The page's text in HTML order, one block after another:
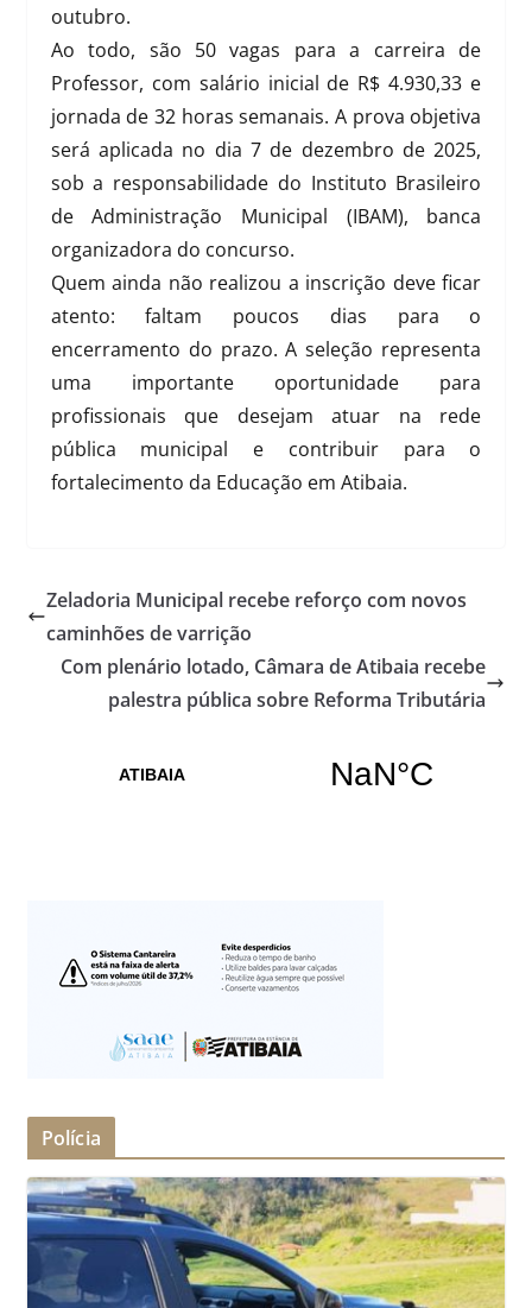
outubro.
Ao todo, são 50 vagas para a carreira de
Professor, com salário inicial de R$ 4.930,33 e
jornada de 32 horas semanais. A prova objetiva
será aplicada no dia 7 de dezembro de 2025,
sob a responsabilidade do Instituto Brasileiro
de Administração Municipal (IBAM), banca
organizadora do concurso.
Quem ainda não realizou a inscrição deve ficar
atento: faltam poucos dias para o
encerramento do prazo. A seleção representa
uma importante oportunidade para
profissionais que desejam atuar na rede
pública municipal e contribuir para o
fortalecimento da Educação em Atibaia.
Zeladoria Municipal recebe reforço com novos
caminhões de varrição
Com plenário lotado, Câmara de Atibaia recebe
palestra pública sobre Reforma Tributária
Polícia